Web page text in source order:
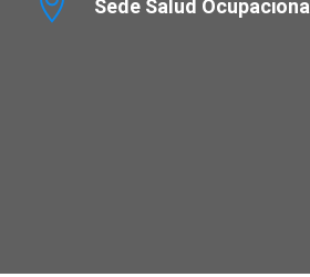
Sede Salud Ocupacional